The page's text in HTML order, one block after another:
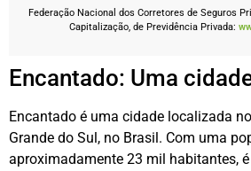
Federação Nacional dos Corretores de Seguros
Capitalização, de Previdência Privada:
Encantado: Uma
Encantado é uma cidade localizada
Grande do Sul, no Brasil. Com uma
aproximadamente 23 mil habitantes,